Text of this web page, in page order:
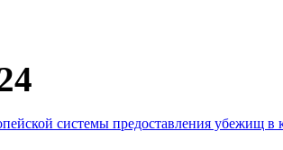
системы предоставления убежищ в